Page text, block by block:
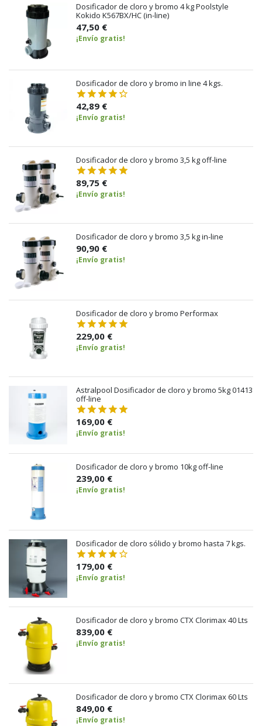
Dosificador de cloro y bromo 4 kg Poolstyle
Kokido K567BX/HC (in-line)
47,50 €
¡Envío gratis!
Dosificador de cloro y bromo in line 4 kgs.
42,89 €
¡Envío gratis!
Dosificador de cloro y bromo 3,5 kg off-line
89,75 €
¡Envío gratis!
Dosificador de cloro y bromo 3,5 kg in-line
90,90 €
¡Envío gratis!
Dosificador de cloro y bromo Performax
229,00 €
¡Envío gratis!
Astralpool Dosificador de cloro y bromo 5kg 01413
off-line
169,00 €
¡Envío gratis!
Dosificador de cloro y bromo 10kg off-line
239,00 €
¡Envío gratis!
Dosificador de cloro sólido y bromo hasta 7 kgs.
179,00 €
¡Envío gratis!
Dosificador de cloro y bromo CTX Clorimax 40 Lts
839,00 €
¡Envío gratis!
Dosificador de cloro y bromo CTX Clorimax 60 Lts
849,00 €
¡Envío gratis!